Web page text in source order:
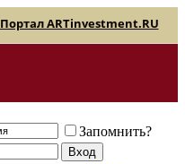
Портал ARTinvestment.RU
Запомнить?